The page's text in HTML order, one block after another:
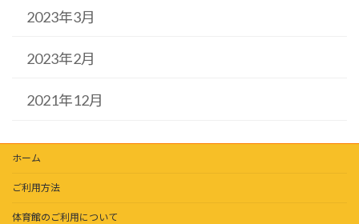
2023年3月
2023年2月
2021年12月
ホーム
ご利用方法
体育館のご利用について